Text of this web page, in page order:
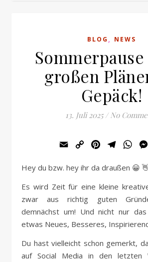
BLOG , NEWS
großen
Gepäck!
13. Juli 2025 / No
Email
Copy
PinterestTelegram
Hey du bzw. hey ihr da draußen 😀
Es wird Zeit für eine kleine
zwar aus richtig guten
demnächst um! Und nicht nur
etwas Neues, Besseres,
Du hast vielleicht schon gemerkt,
auf Social Media in den letzten